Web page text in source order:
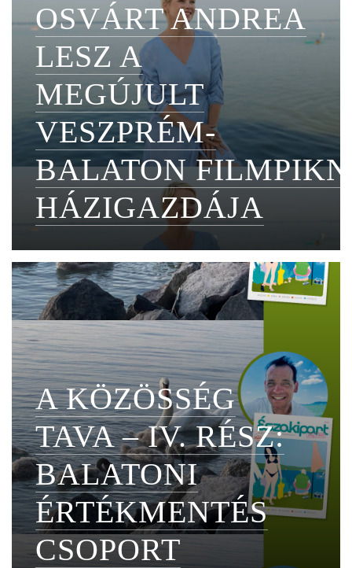
OSVÁRT ANDREA
LESZ A
MEGÚJULT
VESZPRÉM-
BALATON
HÁZIGAZDÁJA
A KÖZÖSSÉG
TAVA – IV. RÉSZ:
BALATONI
ÉRTÉKMENTÉS
CSOPORT